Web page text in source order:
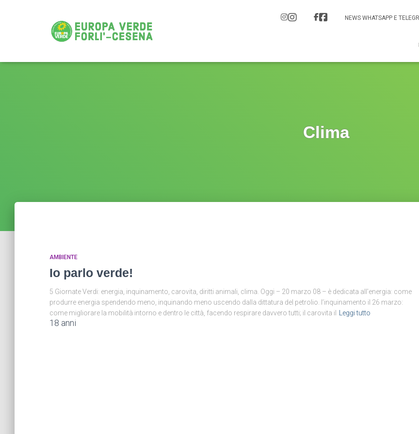
NEWS WHATSAPP E
Clima
AMBIENTE
Io parlo verde!
5 Giornate Verdi: energia, inquinamento, carovita, diritti animali, clima. Oggi – 20 marzo 08 – è dedicata all’energia: come
produrre energia spendendo meno, inquinando meno uscendo dalla dittatura del petrolio. l’inquinamento il 26 marzo:
come migliorare la mobilità intorno e dentro le città, facendo respirare davvero tutti; il carovita il
Leggi tutto
18 anni